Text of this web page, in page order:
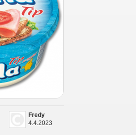
Fredy
4.4.2023